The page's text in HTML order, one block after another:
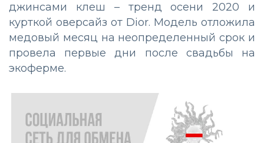
джинсами клеш – тренд осени 2020 и
курткой оверсайз от Dior. Модель отложила
медовый месяц на неопределенный срок и
провела первые дни после свадьбы на
экоферме.